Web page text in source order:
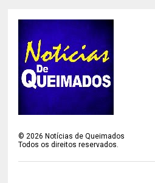
© 2026 Notícias de Queimados
Todos os direitos reservados.